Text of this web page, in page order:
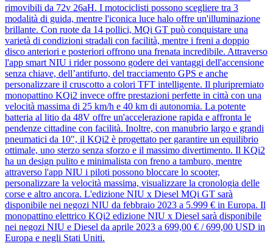
rimovibili da 72v 26aH. I motociclisti possono scegliere tra 3
modalità di guida, mentre l'iconica luce halo offre un'illuminazione
brillante. Con ruote da 14 pollici, MQi GT può conquistare una
varietà di condizioni stradali con facilità, mentre i freni a doppio
disco anteriori e posteriori offrono una frenata incredibile. Attraverso
l'app smart NIU i rider possono godere dei vantaggi dell'accensione
senza chiave, dell’antifurto, del tracciamento GPS e anche
personalizzare il cruscotto a colori TFT intelligente. Il pluripremiato
monopattino KQi2 invece offre prestazioni perfette in città con una
velocità massima di 25 km/h e 40 km di autonomia. La potente
batteria al litio da 48V offre un'accelerazione rapida e affronta le
pendenze cittadine con facilità. Inoltre, con manubrio largo e grandi
pneumatici da 10", il KQi2 è progettato per garantire un equilibrio
ottimale, uno sterzo senza sforzo e il massimo divertimento. Il KQi2
ha un design pulito e minimalista con freno a tamburo, mentre
attraverso l'app NIU i piloti possono bloccare lo scooter,
personalizzare la velocità massima, visualizzare la cronologia delle
corse e altro ancora. L'edizione NIU x Diesel MQi GT sarà
disponibile nei negozi NIU da febbraio 2023 a 5.999 € in Europa. Il
monopattino elettrico KQi2 edizione NIU x Diesel sarà disponibile
nei negozi NIU e Diesel da aprile 2023 a 699,00 € / 699,00 USD in
Europa e negli Stati Uniti.